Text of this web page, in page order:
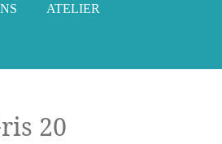
ATELIER
20